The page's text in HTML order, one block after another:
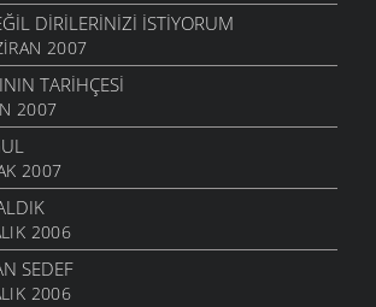
DIRILERINIZI İSTIYORUM
2007
TARIHÇESI
2007
2007
2006
SEDEF
2006